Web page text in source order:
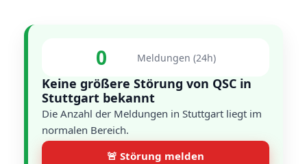
0 Meldungen (24h)
Keine größere Störung von QSC in
Stuttgart bekannt
Die Anzahl der Meldungen in Stuttgart liegt im
normalen Bereich.
🚨 Störung melden